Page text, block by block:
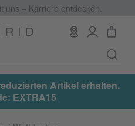
uns – Karriere entdecken.
Artikel erhalten.
EXTRA15